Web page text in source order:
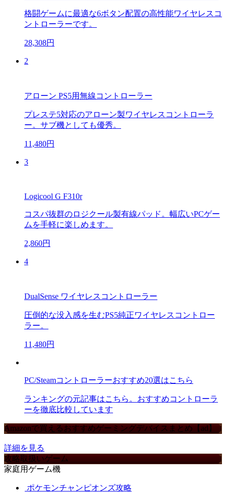
格闘ゲームに最適な6ボタン配置の高性能ワイヤレスコ
ントローラーです。
28,308円
2
アローン PS5用無線コントローラー
プレステ5対応のアローン製ワイヤレスコントローラ
ー。サブ機としても優秀。
11,480円
3
Logicool G F310r
コスパ抜群のロジクール製有線パッド。幅広いPCゲー
ムを手軽に楽しめます。
2,860円
4
DualSense ワイヤレスコントローラー
圧倒的な没入感を生むPS5純正ワイヤレスコントロー
ラー。
11,480円
PC/Steamコントローラーおすすめ20選はこちら
ランキングの元記事はこちら。おすすめコントローラ
ーを徹底比較しています
Amazonで買えるおすすめゲーミングデバイスまとめ【ad】
詳細を見る
攻略取扱いゲーム
家庭用ゲーム機
ポケモンチャンピオンズ攻略